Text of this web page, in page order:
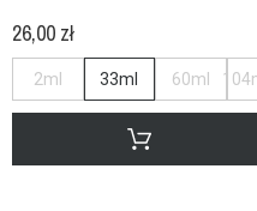
26,00 zł
2ml 33ml 60ml